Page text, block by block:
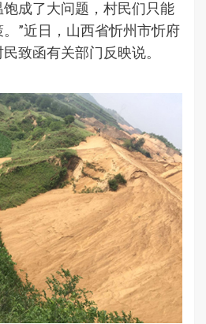
成了大问题，村民们只能
”近日，山西省忻州市忻府
致函有关部门反映说。